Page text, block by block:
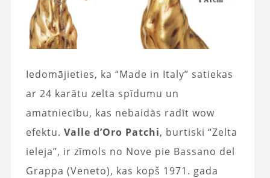
Iedomājieties, ka “Made in Italy” satiekas
ar 24 karātu zelta spīdumu un
amatniecību, kas nebaidās radīt wow
efektu. Valle d’Oro Patchi, burtiski “Zelta
ieleja”, ir zīmols no Nove pie Bassano del
Grappa (Veneto), kas kopš 1971. gada